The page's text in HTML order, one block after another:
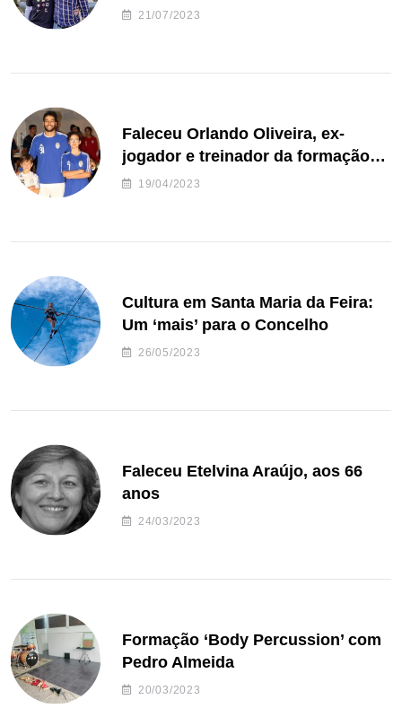
de Freguesia S. João de Ver
21/07/2023
Faleceu Orlando Oliveira, ex-
jogador e treinador da formação
de andebol do Feirense
19/04/2023
Cultura em Santa Maria da Feira:
Um ‘mais’ para o Concelho
26/05/2023
Faleceu Etelvina Araújo, aos 66
anos
24/03/2023
Formação ‘Body Percussion’ com
Pedro Almeida
20/03/2023